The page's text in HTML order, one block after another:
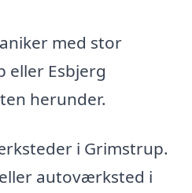
med stor
eller Esbjerg
herunder.
i Grimstrup.
autoværksted i